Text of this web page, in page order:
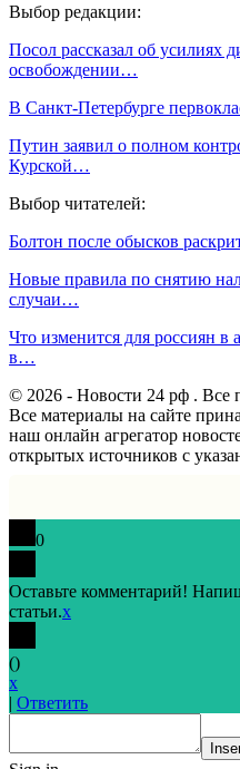
Выбор редакции:
Посол рассказал об усилиях
освобождении…
В Санкт-Петербурге
Путин заявил о полном
Курской…
Выбор читателей:
Болтон после обысков
Новые правила по снятию
случаи…
Что изменится для россиян в
в…
© 2026 - Новости 24 рф . Все
Все материалы на сайте
наш онлайн агрегатор
открытых источников с
0
Оставьте комментарий!
статьи.x
()
x
| Ответить